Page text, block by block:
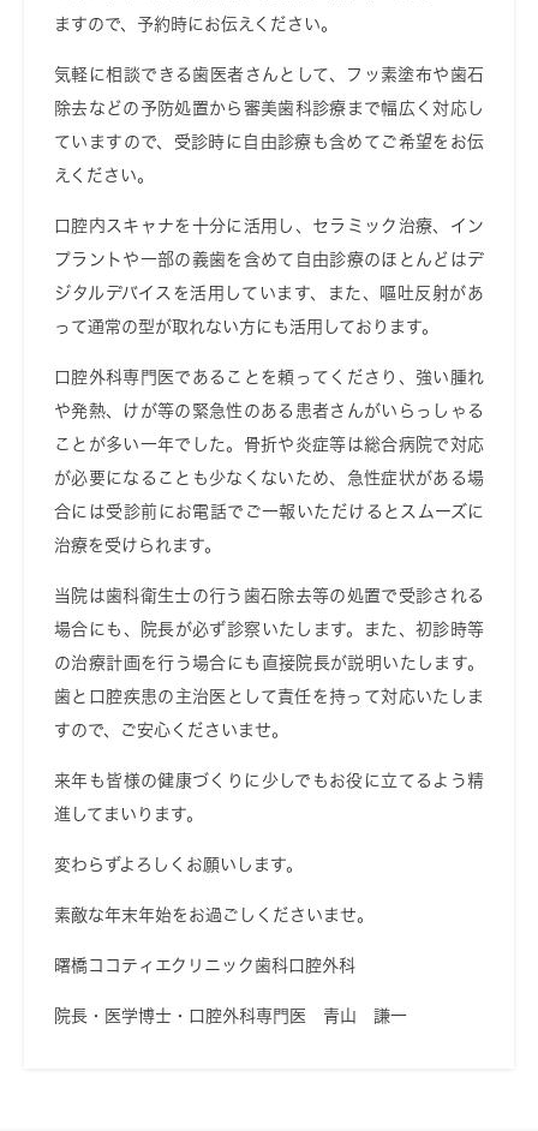
ますので、予約時にお伝えください。
気軽に相談できる歯医者さんとして、フッ素塗布や歯石
除去などの予防処置から審美歯科診療まで幅広く対応し
ていますので、受診時に自由診療も含めてご希望をお伝
えください。
口腔内スキャナを十分に活用し、セラミック治療、イン
プラントや一部の義歯を含めて自由診療のほとんどはデ
ジタルデバイスを活用しています、また、嘔吐反射があ
って通常の型が取れない方にも活用しております。
口腔外科専門医であることを頼ってくださり、強い腫れ
や発熱、けが等の緊急性のある患者さんがいらっしゃる
ことが多い一年でした。骨折や炎症等は総合病院で対応
が必要になることも少なくないため、急性症状がある場
合には受診前にお電話でご一報いただけるとスムーズに
治療を受けられます。
当院は歯科衛生士の行う歯石除去等の処置で受診される
場合にも、院長が必ず診察いたします。また、初診時等
の治療計画を行う場合にも直接院長が説明いたします。
歯と口腔疾患の主治医として責任を持って対応いたしま
すので、ご安心くださいませ。
来年も皆様の健康づくりに少しでもお役に立てるよう精
進してまいります。
変わらずよろしくお願いします。
素敵な年末年始をお過ごしくださいませ。
曙橋ココティエクリニック歯科口腔外科
院長・医学博士・口腔外科専門医 青山 謙一